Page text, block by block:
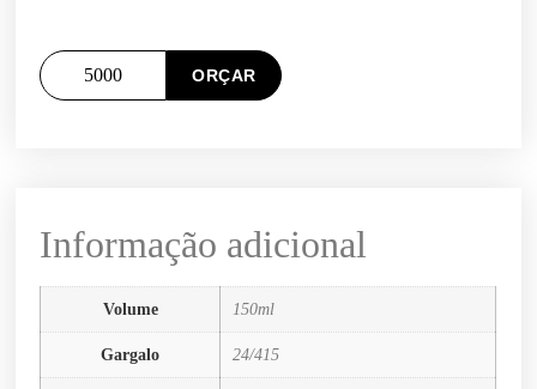
ORÇAR
Informação adicional
Volume 150ml
Gargalo 24/415